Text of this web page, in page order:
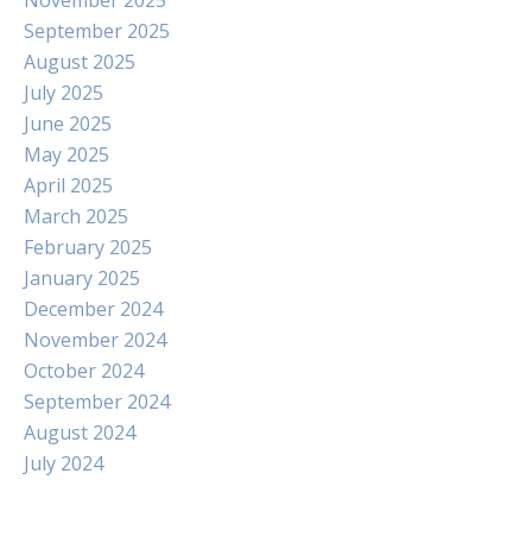
September 2025
August 2025
July 2025
June 2025
May 2025
April 2025
March 2025
February 2025
January 2025
December 2024
November 2024
October 2024
September 2024
August 2024
July 2024